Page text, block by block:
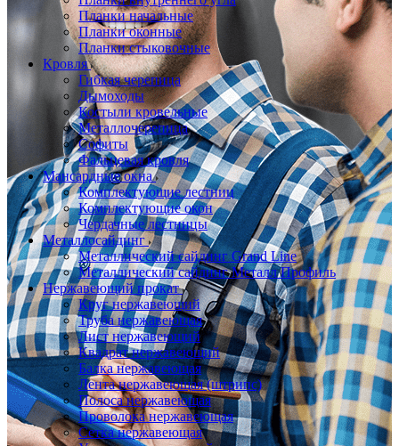
Планки начальные
Планки оконные
Планки стыковочные
Кровля
Гибкая черепица
Дымоходы
Костыли кровельные
Металлочерепица
Софиты
Фальцевая кровля
Мансардные окна
Комплектующие лестниц
Комплектующие окон
Чердачные лестницы
Металлосайдинг
Металлический сайдинг Grand Line
Металлический сайдинг Металл Профиль
Нержавеющий прокат
Круг нержавеющий
Труба нержавеющая
Лист нержавеющий
Квадрат нержавеющий
Балка нержавеющая
Лента нержавеющая (штрипс)
Полоса нержавеющая
Проволока нержавеющая
Сетка нержавеющая